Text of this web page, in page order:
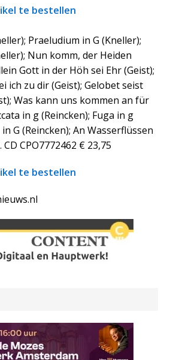
te bestellen
Praeludium in G (Kneller);
Nun komm, der Heiden
Gott in der Höh sei Ehr (Geist);
ich zu dir (Geist); Gelobet seist
Was kann uns kommen an für
in g (Reincken); Fuga in g
G (Reincken); An Wasserflüssen
CPO7772462 € 23,75
te bestellen